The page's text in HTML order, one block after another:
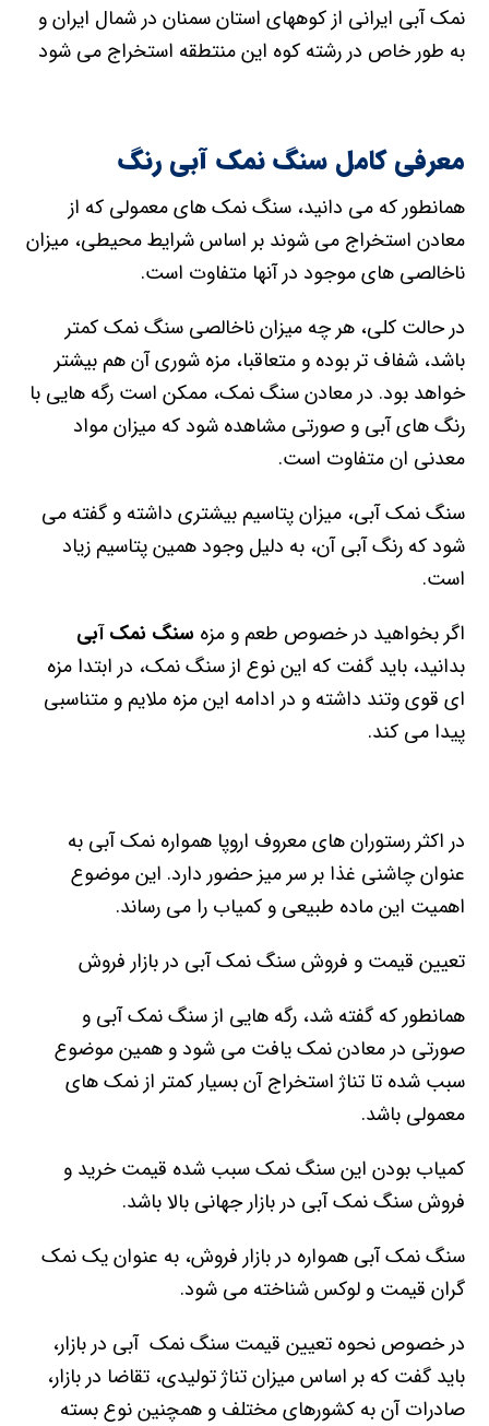
نمک آبی ایرانی از کوههای استان سمنان در شمال ایران و
به طور خاص در رشته کوه این منتطقه استخراج می شود
معرفی کامل سنگ نمک آبی رنگ
همانطور که می دانید، سنگ نمک های معمولی که از
معادن استخراج می شوند بر اساس شرایط محیطی، میزان
ناخالصی های موجود در آنها متفاوت است.
در حالت کلی، هر چه میزان ناخالصی سنگ نمک کمتر
باشد، شفاف تر بوده و متعاقبا، مزه شوری آن هم بیشتر
خواهد بود. در معادن سنگ نمک، ممکن است رگه هایی با
رنگ های آبی و صورتی مشاهده شود که میزان مواد
معدنی ان متفاوت است.
سنگ نمک آبی، میزان پتاسیم بیشتری داشته و گفته می
شود که رنگ آبی آن، به دلیل وجود همین پتاسیم زیاد
است.
اگر بخواهید در خصوص طعم و مزه سنگ نمک آبی
بدانید، باید گفت که این نوع از سنگ نمک، در ابتدا مزه
ای قوی وتند داشته و در ادامه این مزه ملایم و متناسبی
پیدا می کند.
در اکثر رستوران های معروف اروپا همواره نمک آبی به
عنوان چاشنی غذا بر سر میز حضور دارد. این موضوع
اهمیت این ماده طبیعی و کمیاب را می رساند.
تعیین قیمت و فروش سنگ نمک آبی در بازار فروش
همانطور که گفته شد، رگه هایی از سنگ نمک آبی و
صورتی در معادن نمک یافت می شود و همین موضوع
سبب شده تا تناژ استخراج آن بسیار کمتر از نمک های
معمولی باشد.
کمیاب بودن این سنگ نمک سبب شده قیمت خرید و
فروش سنگ نمک آبی در بازار جهانی بالا باشد.
سنگ نمک آبی همواره در بازار فروش، به عنوان یک نمک
گران قیمت و لوکس شناخته می شود.
در خصوص نحوه تعیین قیمت سنگ نمک آبی در بازار،
باید گفت که بر اساس میزان تناژ تولیدی، تقاضا در بازار،
صادرات آن به کشورهای مختلف و همچنین نوع بسته